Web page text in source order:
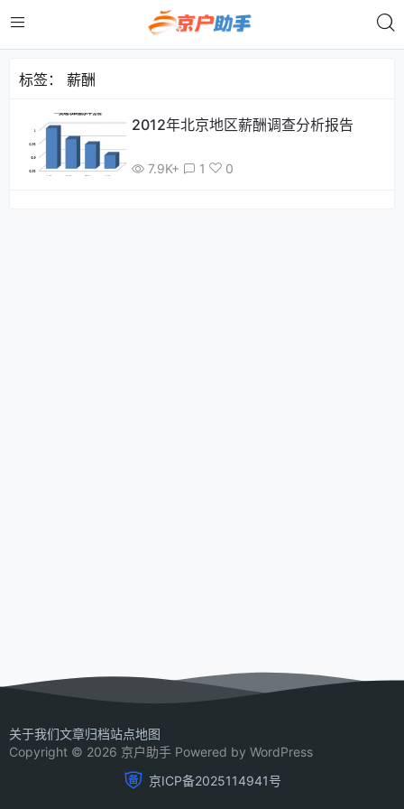
标签： 薪酬
2012年北京地区薪酬调查分析报告
7.9K+ 1 0
关于我们文章归档站点地图
Copyright © 2026 京户助手 Powered by WordPress
京ICP备2025114941号